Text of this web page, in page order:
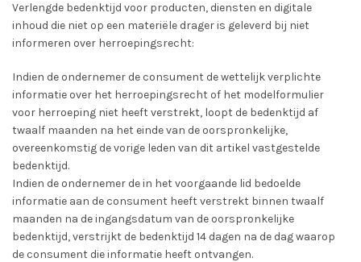
Verlengde bedenktijd voor producten, diensten en digitale
inhoud die niet op een materiële drager is geleverd bij niet
informeren over herroepingsrecht:
Indien de ondernemer de consument de wettelijk verplichte
informatie over het herroepingsrecht of het modelformulier
voor herroeping niet heeft verstrekt, loopt de bedenktijd af
twaalf maanden na het einde van de oorspronkelijke,
overeenkomstig de vorige leden van dit artikel vastgestelde
bedenktijd.
Indien de ondernemer de in het voorgaande lid bedoelde
informatie aan de consument heeft verstrekt binnen twaalf
maanden na de ingangsdatum van de oorspronkelijke
bedenktijd, verstrijkt de bedenktijd 14 dagen na de dag waarop
de consument die informatie heeft ontvangen.